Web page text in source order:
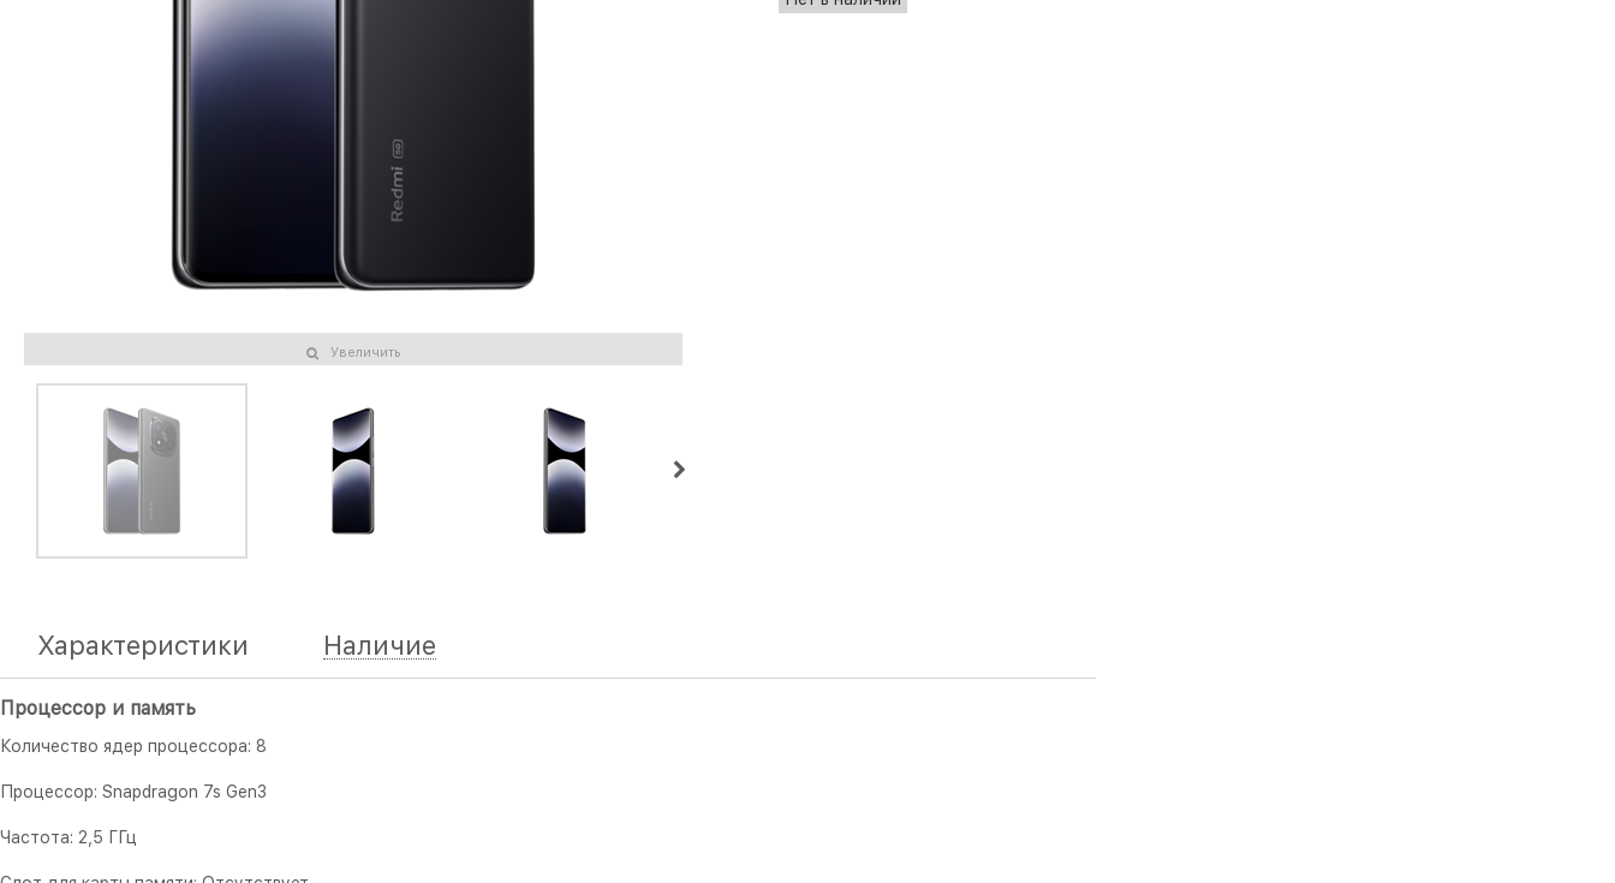
Увеличить
Характеристики Наличие
Процессор и память
Количество ядер процессора: 8
Процессор: Snapdragon 7s Gen3
Частота: 2,5 ГГц